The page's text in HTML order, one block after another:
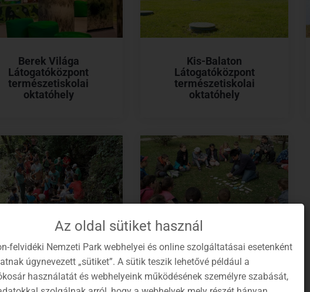
Berek Világa
Látogatóközpont
természetiskolai
oktatóhely
Kis-Balaton
Látogatóközpont
természetiskolai
oktatóhely
in Bakonybél Waldschule in Tihany
Az oldal sütiket használ
felvidéki Nemzeti Park webhelyei és online szolgáltatásai esetenként
úgynevezett „sütiket”. A sütik teszik lehetővé például a
használatát és webhelyeink működésének személyre szabását,